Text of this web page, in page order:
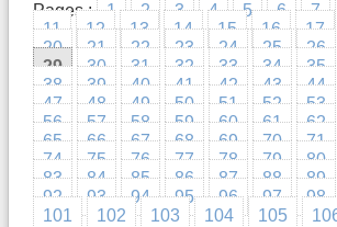
Pages : 1 2 3 4 5 6 7
11
12 13 14 15 16 17
20
21 22 23 24 25 26
29
30 31 32 33 34 35
38
39 40 41 42 43 44
47
48 49 50 51 52 53
56
57 58 59 60 61 62
65
66 67 68 69 70 71
74
75 76 77 78 79 80
83
84 85 86 87 88 89
92
93 94 95 96 97 98
101
102 103 104 105